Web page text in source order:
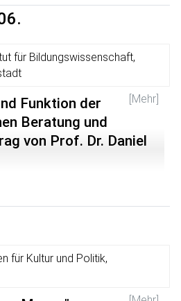
für Bildungswissenschaft,
[Mehr]
Funktion der
Beratung und
von Prof. Dr. Daniel
haben. Durch die Legitimation
pädagogisches Handeln wird
und ihre Funktion in
von Können und
für Kultur und Politik,